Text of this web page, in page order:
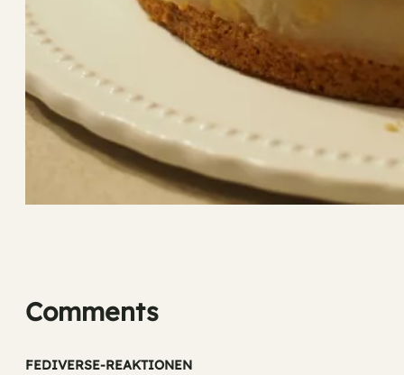
Comments
FEDIVERSE-REAKTIONEN